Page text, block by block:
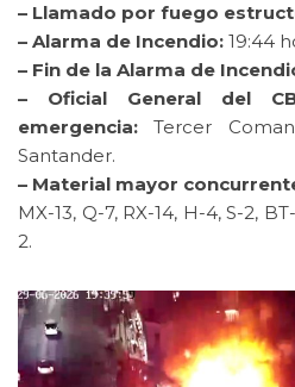
– Llamado por fuego
– Alarma de Incendio: 19:44
– Fin de la Alarma de
– Oficial General del
emergencia: Tercer
Santander.
– Material mayor
MX-13, Q-7, RX-14, H-4, S-2,
2.